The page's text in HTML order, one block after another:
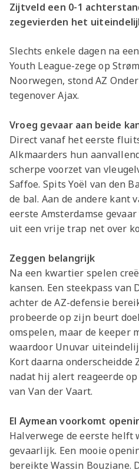
Zijtveld een 0-1
zegevierden het
Slechts enkele dagen na
Youth League-zege op
Noorwegen, stond AZ
tegenover Ajax.
Vroeg gevaar aan beide
Direct vanaf het eerste
Alkmaarders hun
scherpe voorzet van
Saffoe. Spits Yoël van den
de bal. Aan de andere kant
eerste Amsterdamse
uit een vrije trap net over
Zeggen belangrijk
Na een kwartier spelen
kansen. Een steekpass van
achter de AZ-defensie
probeerde op zijn beurt
omspelen, maar de keeper
waardoor Unuvar
Kort daarna onderscheidde
nadat hij alert reageerde
van Van der Vaart.
El Aymean voorkomt
Halverwege de eerste helft
gevaarlijk. Een mooie
bereikte Wassin Bouziane.